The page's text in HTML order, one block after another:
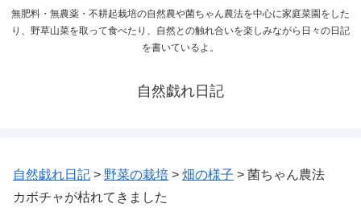
無肥料・無農薬・不耕起栽培の自然農や菌ちゃん農法を中心に家庭菜園をした
り、野草山菜を取って食べたり、自然との触れ合いを楽しみながら日々の日記
を書いているよ。
自然戯れ日記
自然戯れ日記 > 野菜の栽培 > 畑の様子 > 菌ちゃん農法
カボチャが枯れてきました